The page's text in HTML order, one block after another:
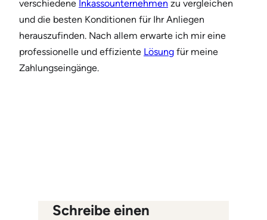
verschiedene Inkassounternehmen zu vergleichen
und die besten Konditionen für Ihr Anliegen
herauszufinden. Nach allem erwarte ich mir eine
professionelle und effiziente Lösung für meine
Zahlungseingänge.
Schreibe einen